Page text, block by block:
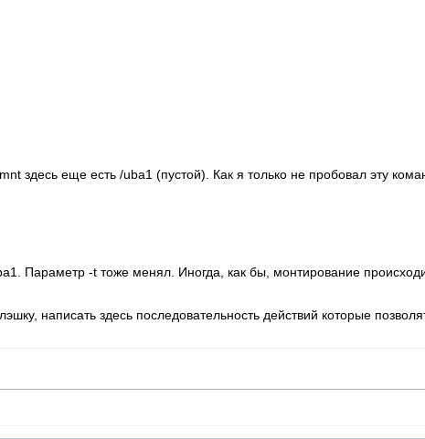
здесь еще есть /uba1 (пустой). Как я только не пробовал эту
Параметр -t тоже менял. Иногда, как бы, монтирование
написать здесь последовательность действий которые